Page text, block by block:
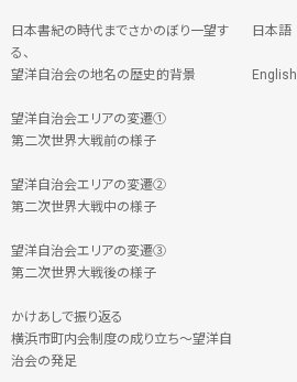
日本書紀の時代までさかのぼり一望す
る、
望洋自治会の地名の歴史的背景
望洋自治会エリアの変遷①
第二次世界大戦前の様子
望洋自治会エリアの変遷②
第二次世界大戦中の様子
望洋自治会エリアの変遷③
第二次世界大戦後の様子
かけあしで振り返る
横浜市町内会制度の成り立ち～望洋自
治会の発足
日本語
English